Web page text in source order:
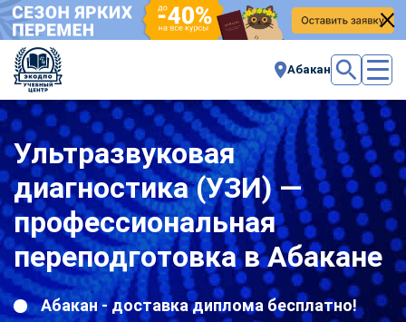
Абакан
Ультразвуковая
диагностика (УЗИ) —
профессиональная
переподготовка в Абакане
Абакан - доставка диплома бесплатно!